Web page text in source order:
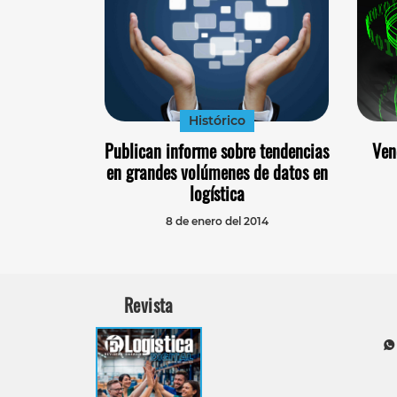
Histórico
Publican informe sobre tendencias
en grandes volúmenes de datos en
logística
8 de enero del 2014
Revista